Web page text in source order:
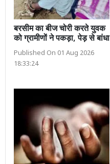
बरसीम का बीज चोरी करते युवक
को ग्रामीणों ने पकड़ा, पेड़ से बांधा
Published On 01 Aug 2026
18:33:24